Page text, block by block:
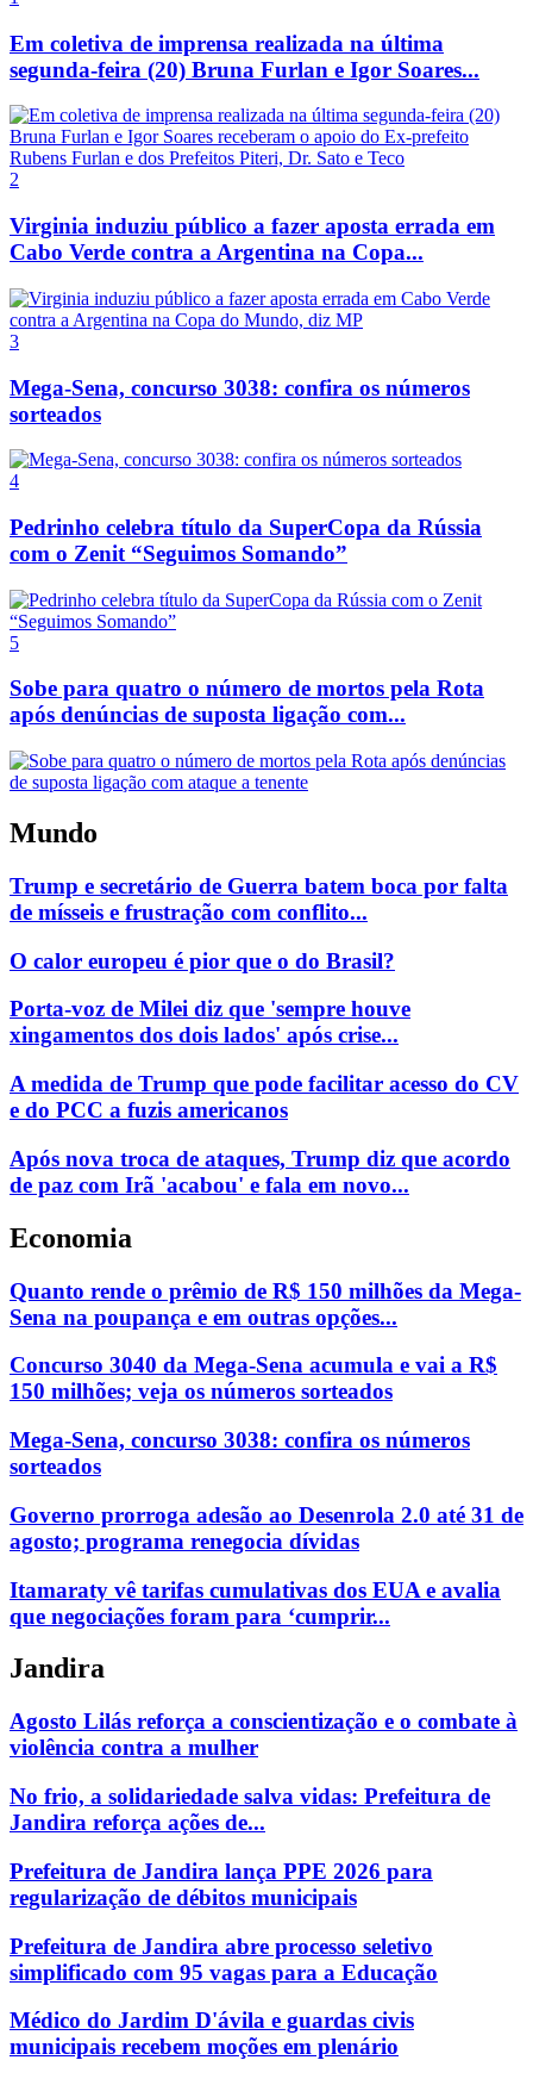
Em coletiva de imprensa realizada na última
segunda-feira (20) Bruna Furlan e Igor Soares...
2
Virginia induziu público a fazer aposta errada em
Cabo Verde contra a Argentina na Copa...
3
Mega-Sena, concurso 3038: confira os números
sorteados
4
Pedrinho celebra título da SuperCopa da Rússia
com o Zenit “Seguimos Somando”
5
Sobe para quatro o número de mortos pela Rota
após denúncias de suposta ligação com...
Mundo
Trump e secretário de Guerra batem boca por falta
de mísseis e frustração com conflito...
O calor europeu é pior que o do Brasil?
Porta-voz de Milei diz que 'sempre houve
xingamentos dos dois lados' após crise...
A medida de Trump que pode facilitar acesso do CV
e do PCC a fuzis americanos
Após nova troca de ataques, Trump diz que acordo
de paz com Irã 'acabou' e fala em novo...
Economia
Quanto rende o prêmio de R$ 150 milhões da Mega-
Sena na poupança e em outras opções...
Concurso 3040 da Mega-Sena acumula e vai a R$
150 milhões; veja os números sorteados
Mega-Sena, concurso 3038: confira os números
sorteados
Governo prorroga adesão ao Desenrola 2.0 até 31 de
agosto; programa renegocia dívidas
Itamaraty vê tarifas cumulativas dos EUA e avalia
que negociações foram para ‘cumprir...
Jandira
Agosto Lilás reforça a conscientização e o combate à
violência contra a mulher
No frio, a solidariedade salva vidas: Prefeitura de
Jandira reforça ações de...
Prefeitura de Jandira lança PPE 2026 para
regularização de débitos municipais
Prefeitura de Jandira abre processo seletivo
simplificado com 95 vagas para a Educação
Médico do Jardim D'ávila e guardas civis
municipais recebem moções em plenário